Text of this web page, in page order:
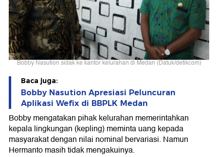
Bobby Nasution sidak ke kantor kelurahan di Medan (Datuk/detikcom)
Baca juga:
Bobby Nasution Apresiasi Peluncuran
Aplikasi Wefix di BBPLK Medan
Bobby mengatakan pihak kelurahan memerintahkan
kepala lingkungan (kepling) meminta uang kepada
masyarakat dengan nilai nominal bervariasi. Namun
Hermanto masih tidak mengakuinya.